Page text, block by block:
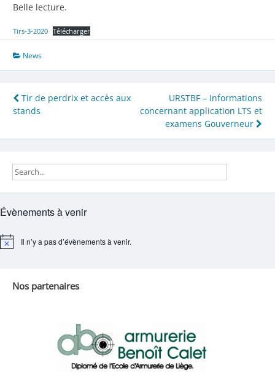
Belle lecture.
Tirs-3-2020 Télécharger
News
Navigation
de
l’article
Tir de perdrix et accès aux
stands
URSTBF – Informations
concernant application LTS et
examens Gouverneur
Évènements à venir
Notice Il n’y a pas d’évènements à venir.
Nos partenaires